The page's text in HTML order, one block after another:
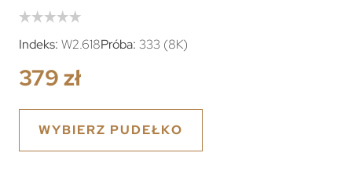
Indeks: W2.618Próba: 333 (8K)
379 zł
WYBIERZ PUDEŁKO